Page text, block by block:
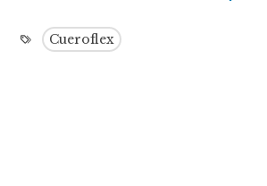
Cueroflex